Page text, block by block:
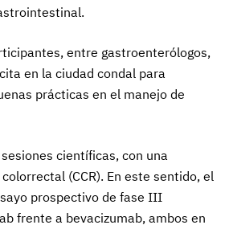
entre gastroenterólogos,
en la ciudad condal para
prácticas en el manejo de
científicas, con una
(CCR). En este sentido, el
prospectivo de fase III
frente a bevacizumab, ambos en